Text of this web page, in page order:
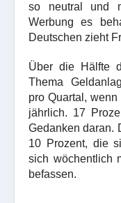
so neutral und
Werbung es
Deutschen zieht
Über die Hälfte
Thema
pro Quartal,
jährlich. 17
Gedanken daran.
10 Prozent, die
sich wöchentlich
befassen.